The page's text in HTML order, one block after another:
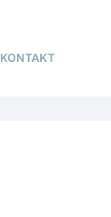
KONTAKT